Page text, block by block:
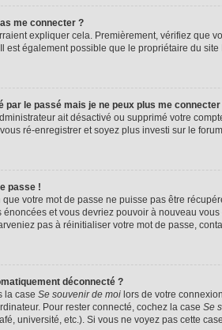
me connecter ?
expliquer cela. Premièrement, vérifiez que
est également possible que le propriétaire du
par le passé mais je ne peux plus me connecter
ait désactivé ou supprimé votre
ré-enregistrer et soyez plus investi sur le
passe !
que votre mot de passe ne puisse pas être
énoncées et vous devriez pouvoir à nouveau vous
pas à réinitialiser votre mot de passe,
déconnecté ?
la case Se souvenir de moi lors de votre
Pour rester connecté, cochez la case Se
université, etc.). Si vous ne voyez pas cette